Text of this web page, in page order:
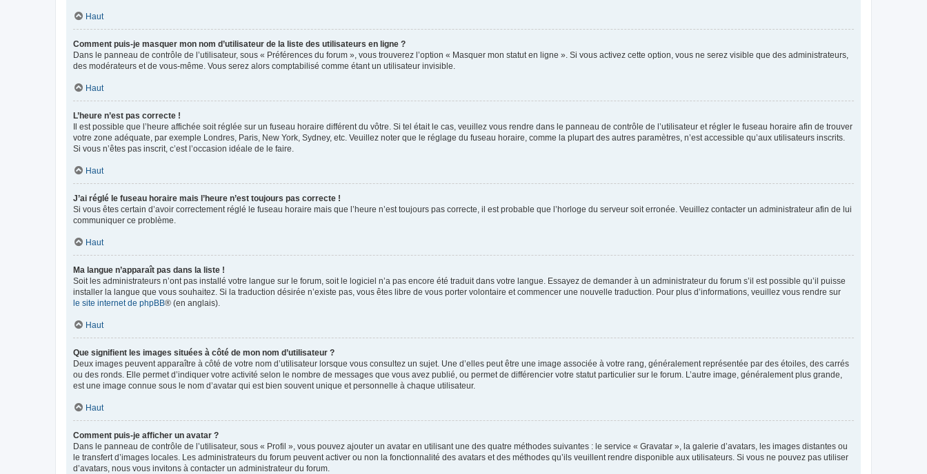
Haut
Comment puis-je masquer mon nom d’utilisateur de la liste des utilisateurs en ligne ?
Dans le panneau de contrôle de l’utilisateur, sous « Préférences du forum », vous trouverez l’option « Masquer mon statut en ligne ». Si vous activez cette option, vous ne serez visible que des administrateurs,
des modérateurs et de vous-même. Vous serez alors comptabilisé comme étant un utilisateur invisible.
Haut
L’heure n’est pas correcte !
Il est possible que l’heure affichée soit réglée sur un fuseau horaire différent du vôtre. Si tel était le cas, veuillez vous rendre dans le panneau de contrôle de l’utilisateur et régler le fuseau horaire afin de trouver
votre zone adéquate, par exemple Londres, Paris, New York, Sydney, etc. Veuillez noter que le réglage du fuseau horaire, comme la plupart des autres paramètres, n’est accessible qu’aux utilisateurs inscrits.
Si vous n’êtes pas inscrit, c’est l’occasion idéale de le faire.
Haut
J’ai réglé le fuseau horaire mais l’heure n’est toujours pas correcte !
Si vous êtes certain d’avoir correctement réglé le fuseau horaire mais que l’heure n’est toujours pas correcte, il est probable que l’horloge du serveur soit erronée. Veuillez contacter un administrateur afin de lui
communiquer ce problème.
Haut
Ma langue n’apparaît pas dans la liste !
Soit les administrateurs n’ont pas installé votre langue sur le forum, soit le logiciel n’a pas encore été traduit dans votre langue. Essayez de demander à un administrateur du forum s’il est possible qu’il puisse
installer la langue que vous souhaitez. Si la traduction désirée n’existe pas, vous êtes libre de vous porter volontaire et commencer une nouvelle traduction. Pour plus d’informations, veuillez vous rendre sur
le site internet de phpBB® (en anglais).
Haut
Que signifient les images situées à côté de mon nom d’utilisateur ?
Deux images peuvent apparaître à côté de votre nom d’utilisateur lorsque vous consultez un sujet. Une d’elles peut être une image associée à votre rang, généralement représentée par des étoiles, des carrés
ou des ronds. Elle permet d’indiquer votre activité selon le nombre de messages que vous avez publié, ou permet de différencier votre statut particulier sur le forum. L’autre image, généralement plus grande,
est une image connue sous le nom d’avatar qui est bien souvent unique et personnelle à chaque utilisateur.
Haut
Comment puis-je afficher un avatar ?
Dans le panneau de contrôle de l’utilisateur, sous « Profil », vous pouvez ajouter un avatar en utilisant une des quatre méthodes suivantes : le service « Gravatar », la galerie d’avatars, les images distantes ou
le transfert d’images locales. Les administrateurs du forum peuvent activer ou non la fonctionnalité des avatars et des méthodes qu’ils veuillent rendre disponible aux utilisateurs. Si vous ne pouvez pas utiliser
d’avatars, nous vous invitons à contacter un administrateur du forum.